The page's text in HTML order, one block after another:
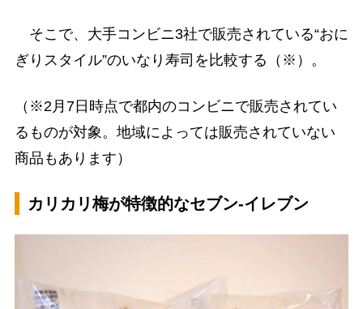
そこで、大手コンビニ3社で販売されている“おに
ぎりスタイル”のいなり寿司を比較する（※）。
（※2月7日時点で都内のコンビニで販売されてい
るものが対象。地域によっては販売されていない
商品もあります）
カリカリ梅が特徴的なセブン-イレブン